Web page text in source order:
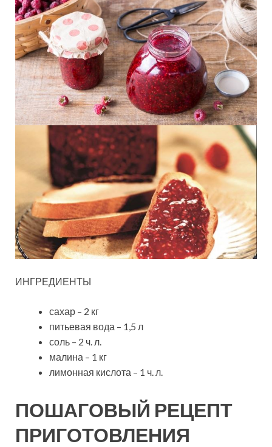
ИНГРЕДИЕНТЫ
сахар – 2 кг
питьевая вода – 1,5 л
соль – 2 ч. л.
малина – 1 кг
лимонная кислота – 1 ч. л.
ПОШАГОВЫЙ РЕЦЕПТ
ПРИГОТОВЛЕНИЯ